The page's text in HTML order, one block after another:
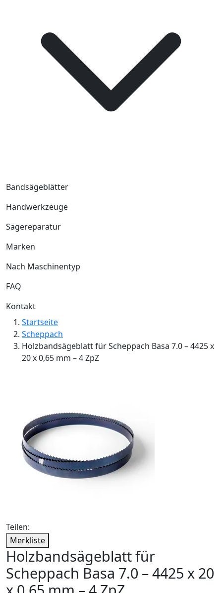
Bandsägeblätter
Handwerkzeuge
Sägereparatur
Marken
Nach Maschinentyp
FAQ
Kontakt
Startseite
Scheppach
Holzbandsägeblatt für Scheppach Basa 7.0 – 4425 x
20 x 0,65 mm – 4 ZpZ
Teilen:
Merkliste
Holzbandsägeblatt für
Scheppach Basa 7.0 – 4425 x 20